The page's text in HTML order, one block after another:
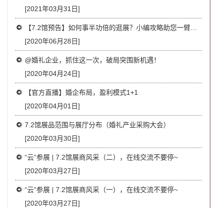
[2021年03月31日]
【7.2馆预告】如何事半功倍的逛展？小编攻略助您一臂之力
[2020年06月28日]
@婚礼企业，抓住这一次，破局突围新机遇！
[2020年04月24日]
【官方直播】婚企布局，盈利模式1+1
[2020年04月01日]
7.2馆展品范围与展厅分布（婚礼产业采购大会）
[2020年03月30日]
“云”参展 | 7.2馆展商风采（二），在线交流不要停~
[2020年03月27日]
“云”参展 | 7.2馆展商风采（一），在线交流不要停~
[2020年03月27日]